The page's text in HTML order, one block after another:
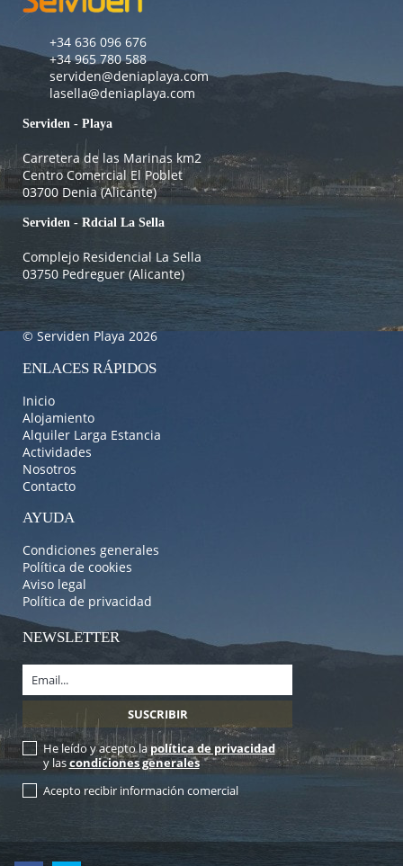
+34 636 096 676
+34 965 780 588
serviden@deniaplaya.com
lasella@deniaplaya.com
Serviden - Playa
Carretera de las Marinas km2
Centro Comercial El Poblet
03700 Denia (Alicante)
Serviden - Rdcial La Sella
Complejo Residencial La Sella
03750 Pedreguer (Alicante)
© Serviden Playa 2026
ENLACES RÁPIDOS
Inicio
Alojamiento
Alquiler Larga Estancia
Actividades
Nosotros
Contacto
AYUDA
Condiciones generales
Política de cookies
Aviso legal
Política de privacidad
NEWSLETTER
He leído y acepto lapolítica de privacidad
y lascondiciones generales
Acepto recibir información comercial